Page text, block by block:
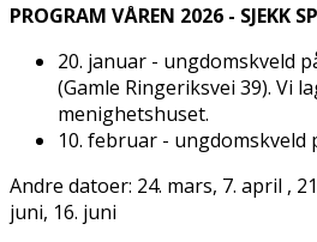
PROGRAM VÅREN 2026 - SJEKK
20. januar - ungdomskveld
(Gamle Ringeriksvei 39). Vi
menighetshuset.
10. februar - ungdomskveld
Andre datoer: 24. mars, 7. april ,
juni, 16. juni